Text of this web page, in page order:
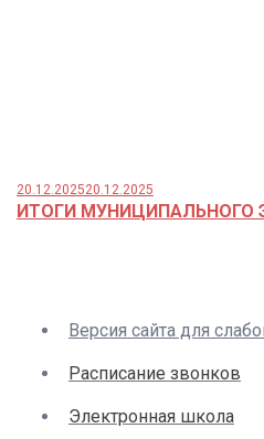
20.12.202520.12.2025
ИТОГИ МУНИЦИПАЛЬНОГО
Версия сайта для
Расписание звонков
Электронная школа